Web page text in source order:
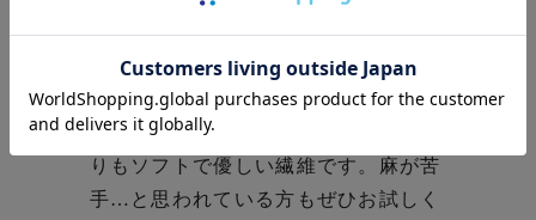
い＆軽くて涼しげな素材感は格別！亜
麻（リネン）は、北ヨーロッパの涼し
い地方で栽培される植物で、いわゆる
チクチク・ガサガサ感のある他の麻よ
りもソフトで優しい繊維です。
麻が苦
手…と思われている方もぜひお試しく